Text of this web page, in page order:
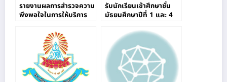
รายงานผลการสำรวจความ
พึงพอใจในการให้บริการ
รับนักเรียนเข้าศึกษาชั้น
มัธยมศึกษาปีที่ 1 และ 4